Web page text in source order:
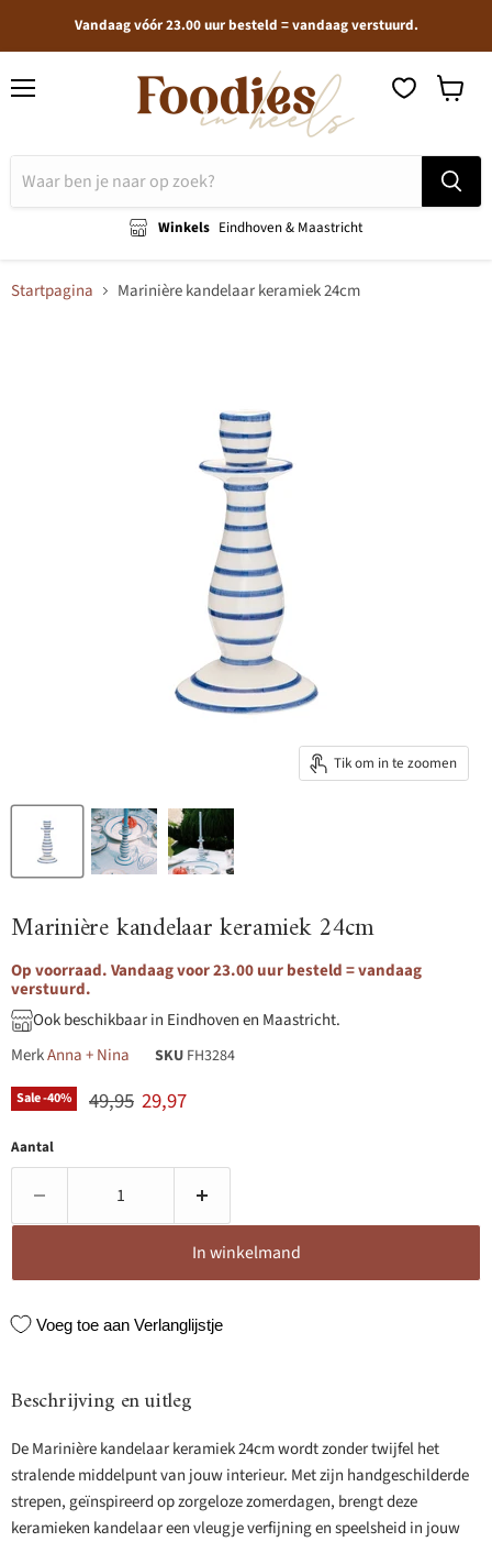
Vandaag vóór 23.00 uur besteld = vandaag verstuurd.
Winkels Eindhoven & Maastricht
Startpagina Marinière kandelaar keramiek 24cm
Tik om in te zoomen
Marinière kandelaar keramiek 24cm
Op voorraad. Vandaag voor 23.00 uur besteld = vandaag
verstuurd.
Ook beschikbaar in Eindhoven en Maastricht.
MerkAnna + Nina SKU FH3284
Sale -40% Originele prijs
49,95 Huidige prijs
29,97
Aantal
In winkelmand
Voeg toe aan Verlanglijstje
Beschrijving en uitleg
De Marinière kandelaar keramiek 24cm wordt zonder twijfel het
stralende middelpunt van jouw interieur. Met zijn handgeschilderde
strepen, geïnspireerd op zorgeloze zomerdagen, brengt deze
keramieken kandelaar een vleugje verfijning en speelsheid in jouw